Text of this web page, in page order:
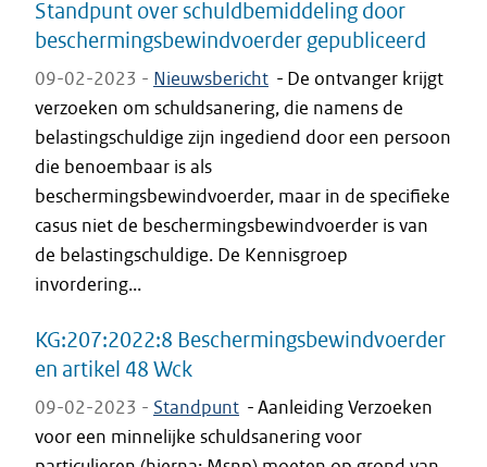
Standpunt over schuldbemiddeling door
beschermingsbewindvoerder gepubliceerd
09-02-2023 - Nieuwsbericht - De ontvanger krijgt
verzoeken om schuldsanering, die namens de
belastingschuldige zijn ingediend door een persoon
die benoembaar is als
beschermingsbewindvoerder, maar in de specifieke
casus niet de beschermingsbewindvoerder is van
de belastingschuldige. De Kennisgroep
invordering...
KG:207:2022:8 Beschermingsbewindvoerder
en artikel 48 Wck
09-02-2023 - Standpunt -Aanleiding Verzoeken
voor een minnelijke schuldsanering voor